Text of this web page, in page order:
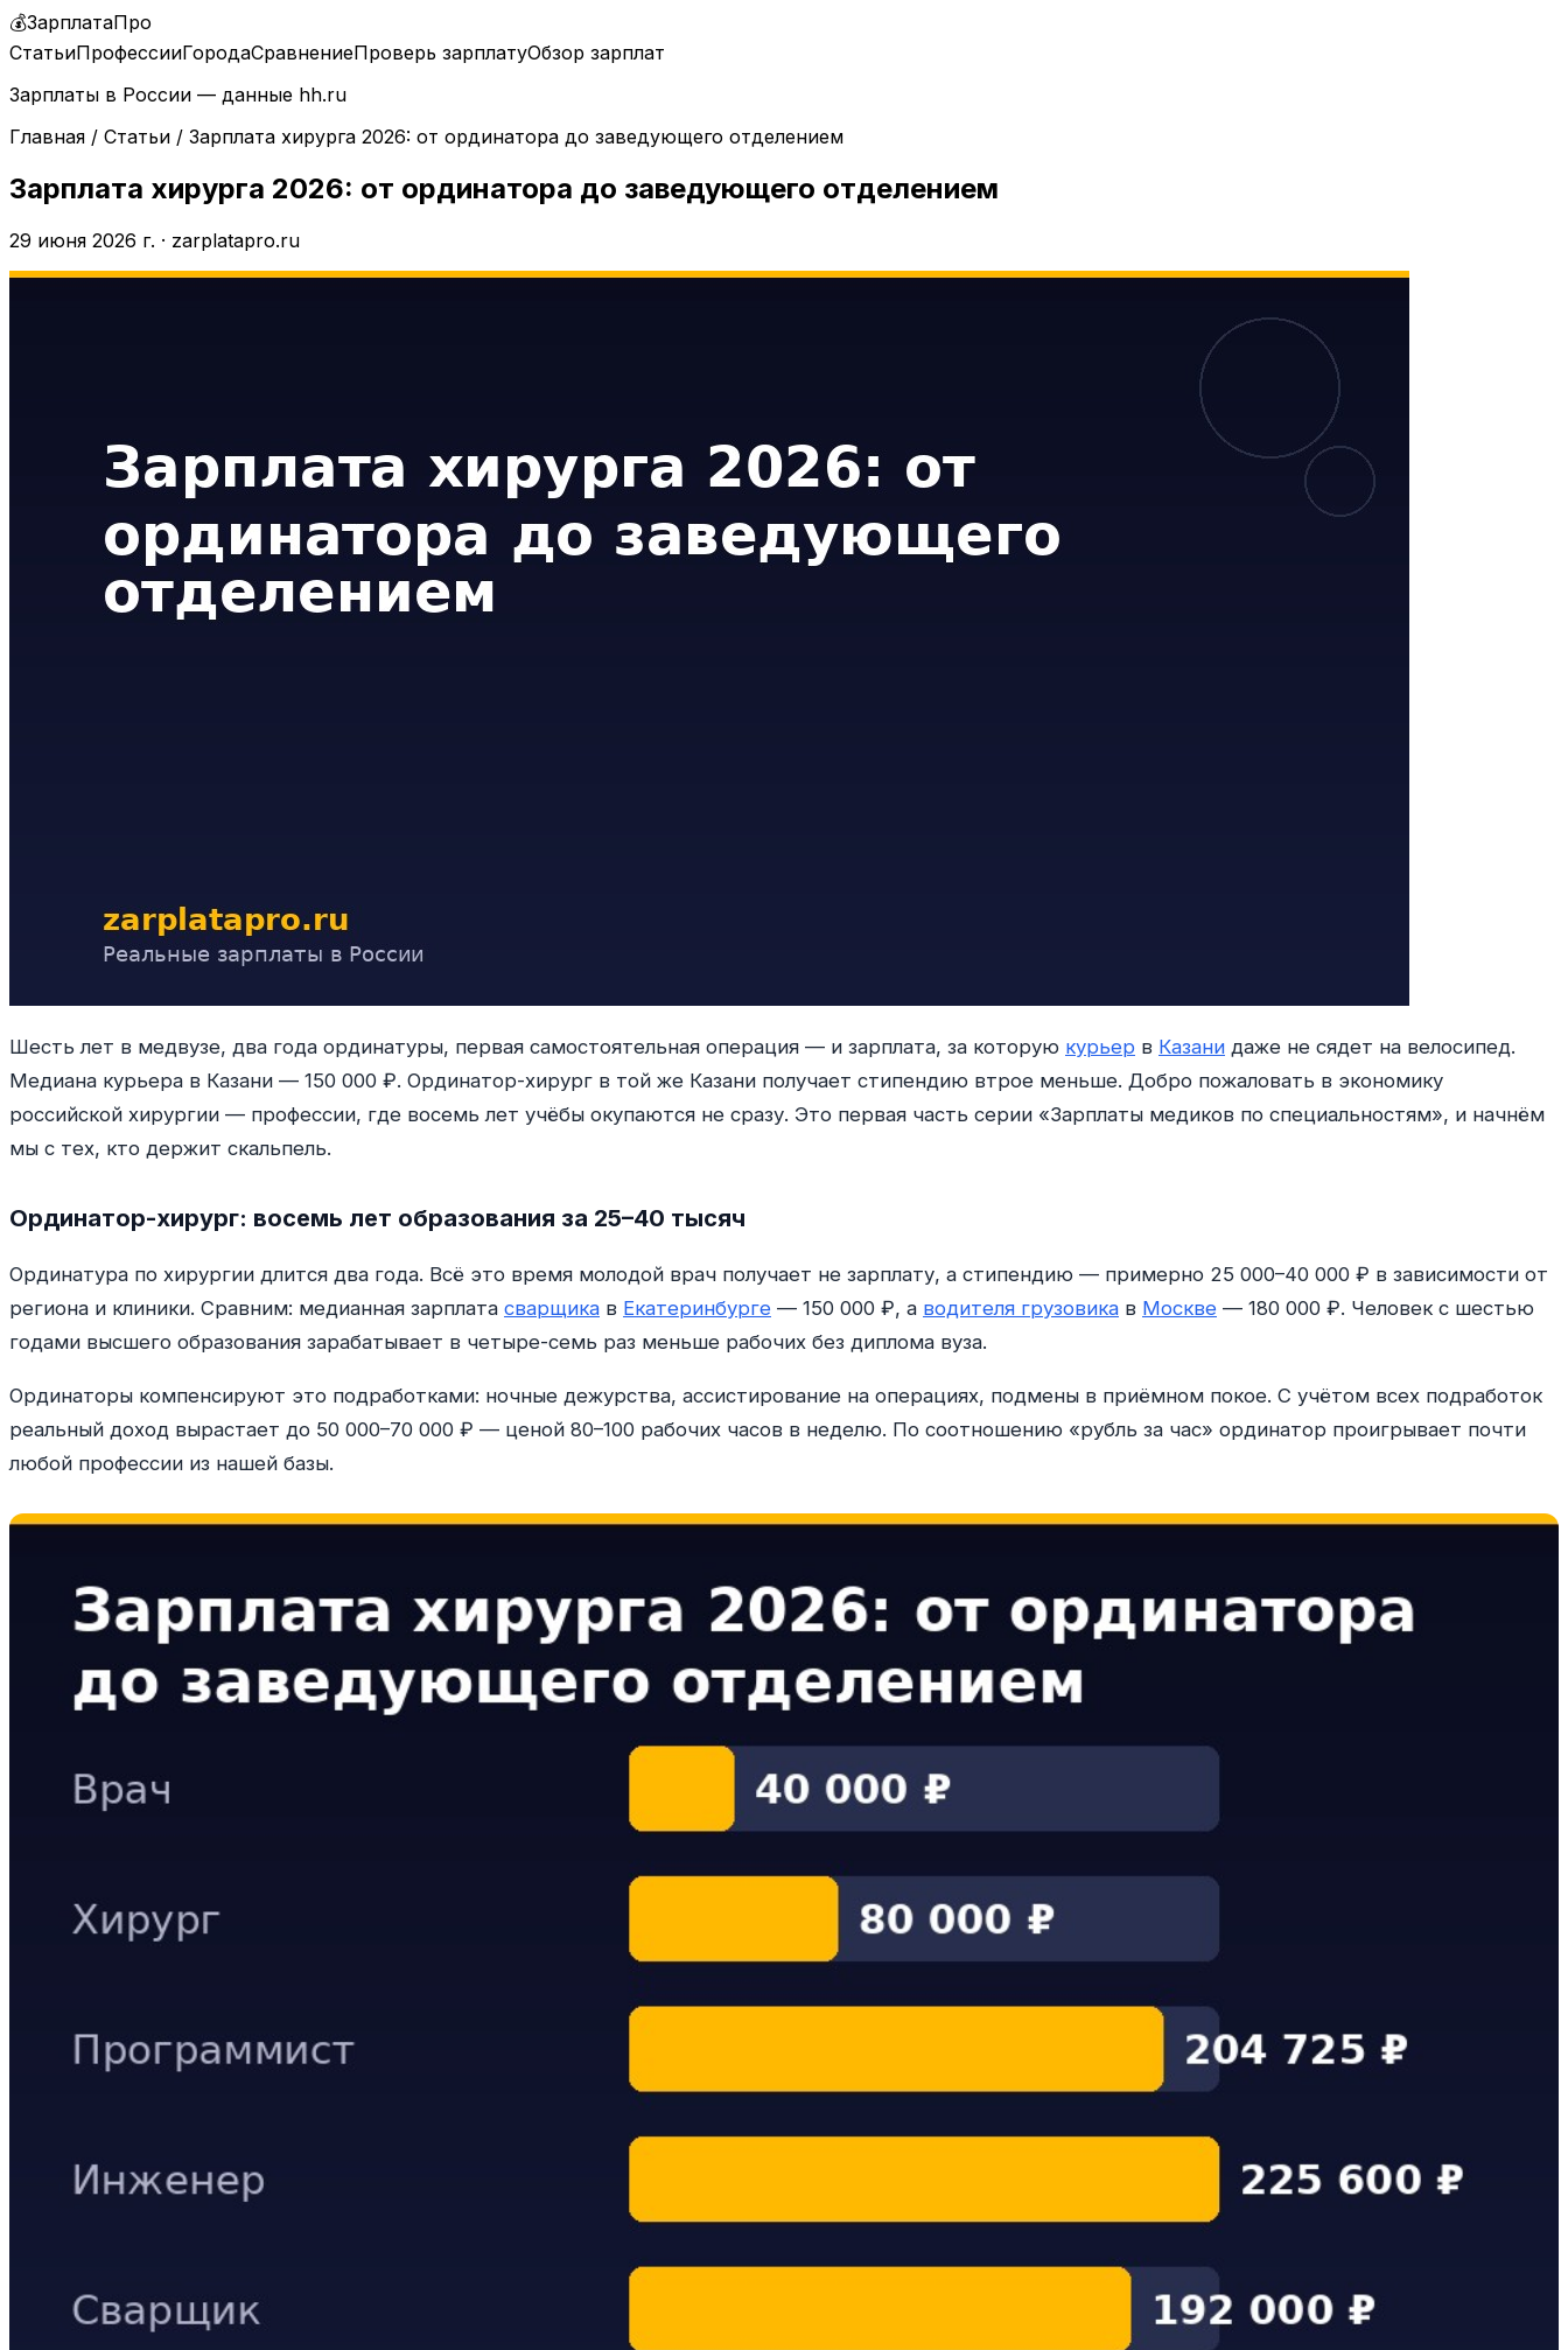
💰ЗарплатаПро
СтатьиПрофессииГородаСравнениеПроверь зарплатуОбзор зарплат
Зарплаты в России — данные hh.ru
Главная / Статьи / Зарплата хирурга 2026: от ординатора до заведующего отделением
Зарплата хирурга 2026: от ординатора до заведующего отделением
29 июня 2026 г. · zarplatapro.ru
Шесть лет в медвузе, два года ординатуры, первая самостоятельная операция — и зарплата, за которую курьер в Казани даже не сядет на велосипед.
Медиана курьера в Казани — 150 000 ₽. Ординатор-хирург в той же Казани получает стипендию втрое меньше. Добро пожаловать в экономику
российской хирургии — профессии, где восемь лет учёбы окупаются не сразу. Это первая часть серии «Зарплаты медиков по специальностям», и начнём
мы с тех, кто держит скальпель.
Ординатор-хирург: восемь лет образования за 25–40 тысяч
Ординатура по хирургии длится два года. Всё это время молодой врач получает не зарплату, а стипендию — примерно 25 000–40 000 ₽ в зависимости от
региона и клиники. Сравним: медианная зарплата сварщика в Екатеринбурге — 150 000 ₽, а водителя грузовика в Москве — 180 000 ₽. Человек с шестью
годами высшего образования зарабатывает в четыре-семь раз меньше рабочих без диплома вуза.
Ординаторы компенсируют это подработками: ночные дежурства, ассистирование на операциях, подмены в приёмном покое. С учётом всех подработок
реальный доход вырастает до 50 000–70 000 ₽ — ценой 80–100 рабочих часов в неделю. По соотношению «рубль за час» ординатор проигрывает почти
любой профессии из нашей базы.